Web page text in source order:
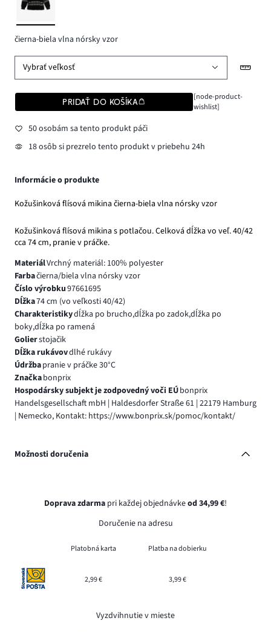
čierna-biela vlna nórsky vzor
Vybrať veľkosť
PRIDAŤ DO KOŠÍKA
[node-product-
wishlist]
50 osobám sa tento produkt páči
18 osôb si prezrelo tento produkt v priebehu 24h
Informácie o produkte
Kožušinková flísová mikina čierna-biela vlna nórsky vzor
Kožušinková flísová mikina s potlačou. Celková dĺžka vo veľ. 40/42
cca 74 cm, pranie v práčke.
MateriálVrchný materiál: 100% polyester
Farbačierna/biela vlna nórsky vzor
Číslo výrobku97661695
Dĺžka74 cm (vo veľkosti 40/42)
Charakteristikydĺžka po brucho,dĺžka po zadok,dĺžka po
boky,dĺžka po ramená
Golierstojačik
Dĺžka rukávovdlhé rukávy
Údržbapranie v práčke 30°C
Značkabonprix
Hospodársky subjekt je zodpovedný voči EÚbonprix
Handelsgesellschaft mbH | Haldesdorfer Straße 61 | 22179 Hamburg
| Nemecko, Kontakt: https://www.bonprix.sk/pomoc/kontakt/
Možnosti doručenia
Doprava zdarma pri každej objednávkeod 34,99 €!
Doručenie na adresu
Platobná karta Platba na dobierku
2,99 € 3,99 €
Vyzdvihnutie v mieste